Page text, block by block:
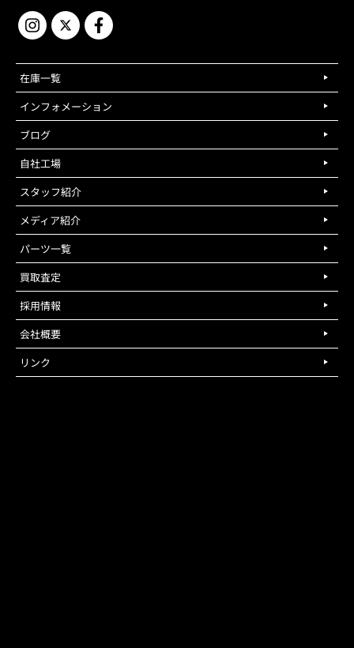
在庫一覧
インフォメーション
ブログ
自社工場
スタッフ紹介
メディア紹介
パーツ一覧
買取査定
採用情報
会社概要
リンク